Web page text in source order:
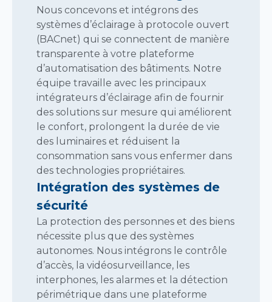
Nous concevons et intégrons des
systèmes d’éclairage à protocole ouvert
(BACnet) qui se connectent de manière
transparente à votre plateforme
d’automatisation des bâtiments. Notre
équipe travaille avec les principaux
intégrateurs d’éclairage afin de fournir
des solutions sur mesure qui améliorent
le confort, prolongent la durée de vie
des luminaires et réduisent la
consommation sans vous enfermer dans
des technologies propriétaires.
Intégration des systèmes de
sécurité
La protection des personnes et des biens
nécessite plus que des systèmes
autonomes. Nous intégrons le contrôle
d’accès, la vidéosurveillance, les
interphones, les alarmes et la détection
périmétrique dans une plateforme